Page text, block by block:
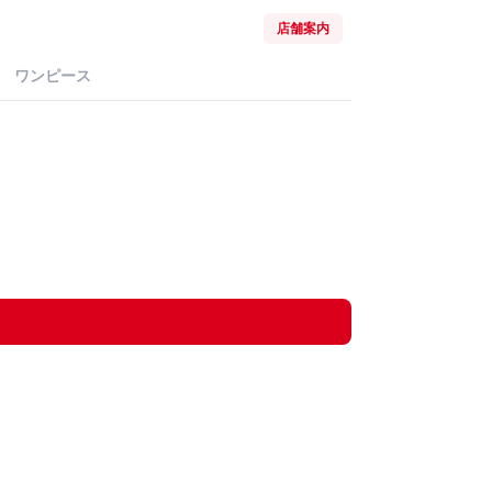
店舗案内
ワンピース